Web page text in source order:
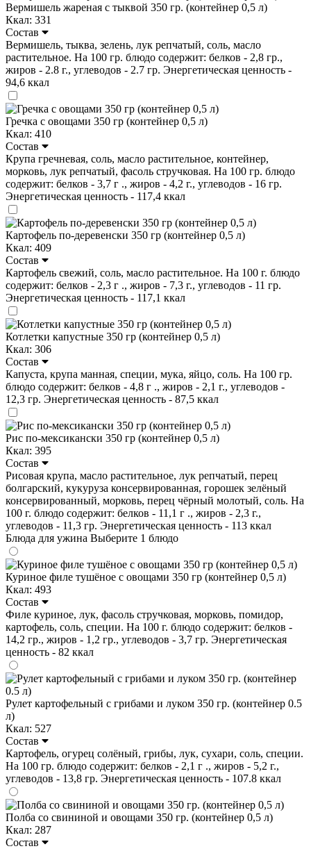
Вермишель жареная с тыквой 350 гр. (контейнер 0,5 л)
Ккал: 331
Состав
Вермишель, тыква, зелень, лук репчатый, соль, масло
растительное. На 100 гр. блюдо содержит: белков - 2,8 гр.,
жиров - 2.8 г., углеводов - 2.7 гр. Энергетическая ценность -
94,6 ккал
Гречка с овощами 350 гр (контейнер 0,5 л)
Ккал: 410
Состав
Крупа гречневая, соль, масло растительное, контейнер,
морковь, лук репчатый, фасоль стручковая. На 100 гр. блюдо
содержит: белков - 3,7 г ., жиров - 4,2 г., углеводов - 16 гр.
Энергетическая ценность - 117,4 ккал
Картофель по-деревенски 350 гр (контейнер 0,5 л)
Ккал: 409
Состав
Картофель свежий, соль, масло растительное. На 100 г. блюдо
содержит: белков - 2,3 г ., жиров - 7,3 г., углеводов - 11 гр.
Энергетическая ценность - 117,1 ккал
Котлетки капустные 350 гр (контейнер 0,5 л)
Ккал: 306
Состав
Капуста, крупа манная, специи, мука, яйцо, соль. На 100 гр.
блюдо содержит: белков - 4,8 г ., жиров - 2,1 г., углеводов -
12,3 гр. Энергетическая ценность - 87,5 ккал
Рис по-мексикански 350 гр (контейнер 0,5 л)
Ккал: 395
Состав
Рисовая крупа, масло растительное, лук репчатый, перец
болгарский, кукуруза консервированная, горошек зелёный
консервированный, морковь, перец чёрный молотый, соль. На
100 г. блюдо содержит: белков - 11,1 г ., жиров - 2,3 г.,
углеводов - 11,3 гр. Энергетическая ценность - 113 ккал
Блюда для ужина Выберите 1 блюдо
Куриное филе тушёное с овощами 350 гр (контейнер 0,5 л)
Ккал: 493
Состав
Филе куриное, лук, фасоль стручковая, морковь, помидор,
картофель, соль, специи. На 100 г. блюдо содержит: белков -
14,2 гр., жиров - 1,2 гр., углеводов - 3,7 гр. Энергетическая
ценность - 82 ккал
Рулет картофельный с грибами и луком 350 гр. (контейнер 0.5
л)
Ккал: 527
Состав
Картофель, огурец солёный, грибы, лук, сухари, соль, специи.
На 100 гр. блюдо содержит: белков - 2,1 г ., жиров - 5,2 г.,
углеводов - 13,8 гр. Энергетическая ценность - 107.8 ккал
Полба со свининой и овощами 350 гр. (контейнер 0,5 л)
Ккал: 287
Состав